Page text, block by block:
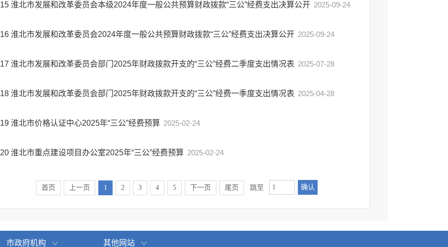
15 淮北市发展和改革委员会本级2024年度一般公共预算财政拨款“三公”经费支出决算公开 2025-09-24
16 淮北市发展和改革委员会2024年度一般公共预算财政拨款“三公”经费支出决算公开 2025-09-24
17 淮北市发展和改革委员会部门2025年财政拨款开支的“三公”经费二季度支出情况表 2025-07-28
18 淮北市发展和改革委员会部门2025年财政拨款开支的“三公”经费一季度支出情况表 2025-04-28
19 淮北市价格认证中心2025年“三公”经费预算 2025-02-24
20 淮北市重点建设项目办公室2025年“三公”经费预算 2025-02-24
首页 上一页 1 2 3 4 5 下一页 尾页 跳至 确认
市政府机构 其他网站